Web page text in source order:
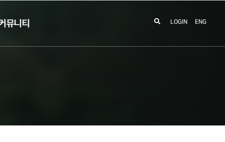
뮤니티 LOGIN ENG